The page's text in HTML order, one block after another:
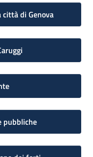
di Genova
pubbliche